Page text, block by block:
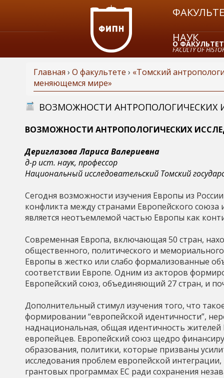
НАУК
FACULTY OF
О
ЗАКАЗАТЬ
В
ы
з
д
с
ь
Главная › О факультете › «Томский
меняющемся мире»
ВОЗМОЖНОСТИ АНТРОПОЛОГИЧЕСКИХ
ВОЗМОЖНОСТИ АНТРОПОЛОГИЧЕСКИХ
Дериглазова Лариса Валериевна
д-р ист. наук, профессор
Национальный исследовательский Томский
Сегодня возможности изучения Европы из
конфликта между странами Европейского
является неотъемлемой частью Европы как
Современная Европа, включающая 50 стран,
общественного, политического и
Европы в жестко или слабо формализованные
соответствии Европе. Одним из акторов
Европейский союз, объединяющий 27 стран, и
Дополнительный стимул изучения того, что
формировании “европейской идентичности”,
наднациональная, общая идентичность
европейцев. Европейский союз щедро
образования, политики, которые призваны
исследования проблем европейской
грантовых программах ЕС ради сохранения